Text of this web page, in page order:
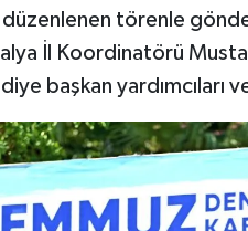
düzenlenen törenle
İl Koordinatörü
başkan yardımcıları